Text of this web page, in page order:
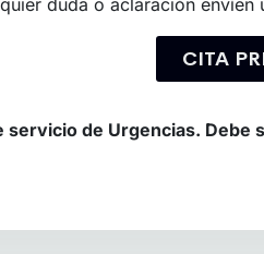
duda o aclaración
CITA
servicio de Urgencias. Debe